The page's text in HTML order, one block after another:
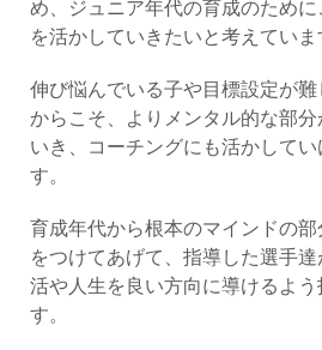
め、ジュニア年代の育成のため
を活かしていきたいと考えていま
伸び悩んでいる子や目標設定が
からこそ、よりメンタル的な部
いき、コーチングにも活かしてい
す。
育成年代から根本のマインドの
をつけてあげて、指導した選手
活や人生を良い方向に導けるよ
す。